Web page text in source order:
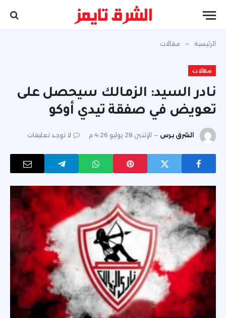
الرئيسية » مقالات
مقالات
نادر السيد: الزمالك سيحصل على
تعويض في صفقة تيدي أوكو
الشرق برس الإثنين 28 يوليو 4:26 م لا توجد تعليقات